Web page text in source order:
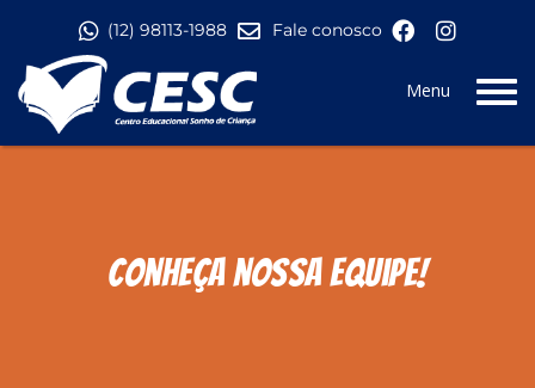
(12) 98113-1988 Fale conosco
Menu
Conheça nossa equipe!